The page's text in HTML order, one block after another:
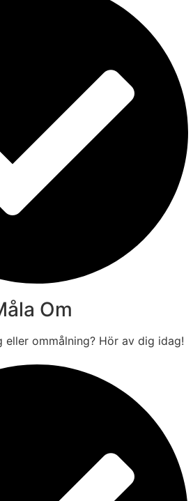
Om
eller ommålning? Hör av dig idag!